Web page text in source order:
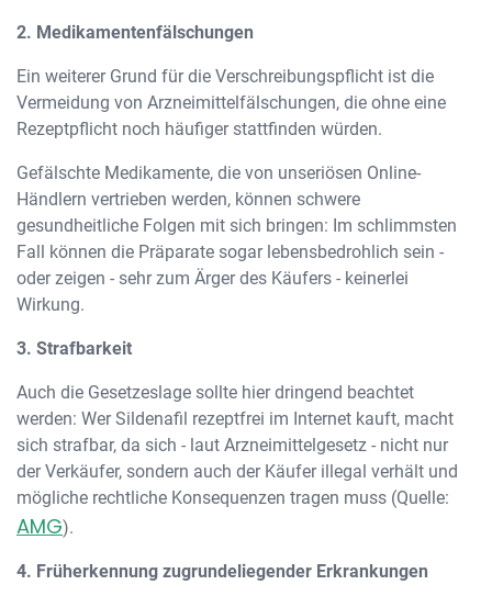
2. Medikamentenfälschungen
Ein weiterer Grund für die Verschreibungspflicht ist die
Vermeidung von Arzneimittelfälschungen, die ohne eine
Rezeptpflicht noch häufiger stattfinden würden.
Gefälschte Medikamente, die von unseriösen Online-
Händlern vertrieben werden, können schwere
gesundheitliche Folgen mit sich bringen: Im schlimmsten
Fall können die Präparate sogar lebensbedrohlich sein -
oder zeigen - sehr zum Ärger des Käufers - keinerlei
Wirkung.
3. Strafbarkeit
Auch die Gesetzeslage sollte hier dringend beachtet
werden: Wer Sildenafil rezeptfrei im Internet kauft, macht
sich strafbar, da sich - laut Arzneimittelgesetz - nicht nur
der Verkäufer, sondern auch der Käufer illegal verhält und
mögliche rechtliche Konsequenzen tragen muss (Quelle:
AMG).
4. Früherkennung zugrundeliegender Erkrankungen